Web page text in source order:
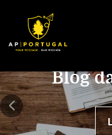
de
na